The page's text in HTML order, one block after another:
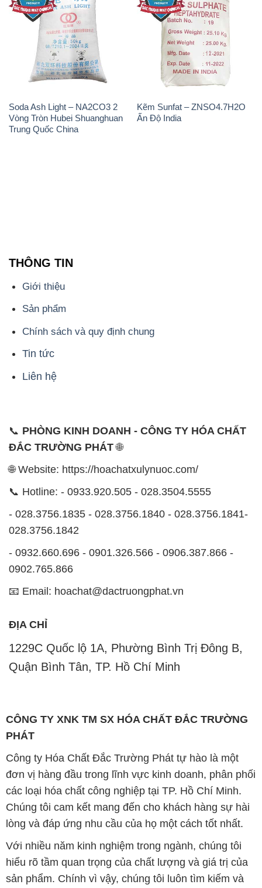
Soda Ash Light – NA2CO3 2
Vòng Tròn Hubei Shuanghuan
Trung Quốc China
Kẽm Sunfat – ZNSO4.7H2O
Ấn Độ India
THÔNG TIN
Giới thiệu
Sản phẩm
Chính sách và quy định chung
Tin tức
Liên hệ
📞 PHÒNG KINH DOANH - CÔNG TY HÓA CHẤT
ĐẮC TRƯỜNG PHÁT🌐
🌐 Website: https://hoachatxulynuoc.com/
📞 Hotline: - 0933.920.505 - 028.3504.5555
- 028.3756.1835 - 028.3756.1840 - 028.3756.1841-
028.3756.1842
- 0932.660.696 - 0901.326.566 - 0906.387.866 -
0902.765.866
📧 Email: hoachat@dactruongphat.vn
ĐỊA CHỈ
1229C Quốc lộ 1A, Phường Bình Trị Đông B,
Quận Bình Tân, TP. Hồ Chí Minh
CÔNG TY XNK TM SX HÓA CHẤT ĐẮC TRƯỜNG
PHÁT
Công ty Hóa Chất Đắc Trường Phát tự hào là một
đơn vị hàng đầu trong lĩnh vực kinh doanh, phân phối
các loại hóa chất công nghiệp tại TP. Hồ Chí Minh.
Chúng tôi cam kết mang đến cho khách hàng sự hài
lòng và đáp ứng nhu cầu của họ một cách tốt nhất.
Với nhiều năm kinh nghiệm trong ngành, chúng tôi
hiểu rõ tầm quan trọng của chất lượng và giá trị của
sản phẩm. Chính vì vậy, chúng tôi luôn tìm kiếm và